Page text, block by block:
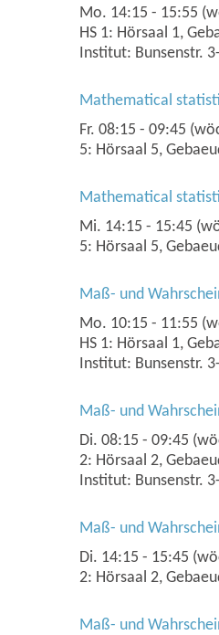
Mo. 14:15 - 15:55
HS 1: Hörsaal 1,
Institut: Bunsenstr.
Mathematical
Fr. 08:15 - 09:45
5: Hörsaal 5,
Mathematical
Mi. 14:15 - 15:45
5: Hörsaal 5,
Maß- und
Mo. 10:15 - 11:55
HS 1: Hörsaal 1,
Institut: Bunsenstr.
Maß- und
Di. 08:15 - 09:45
2: Hörsaal 2,
Institut: Bunsenstr.
Maß- und
Di. 14:15 - 15:45
2: Hörsaal 2,
Maß- und